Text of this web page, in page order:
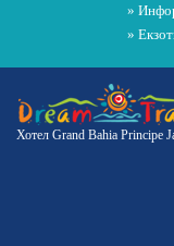
»
»
Хотел Grand Bahia Principe